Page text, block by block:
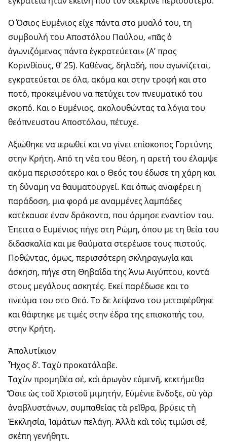
Ο Όσιος Ευμένιος είχε πάντα στο μυαλό του, τη
συμβουλή του Αποστόλου Παύλου, «πᾶς ὁ
ἀγωνιζόμενος πάντα ἐγκρατεύεται» (Α’ προς
Κορινθίους, θ’ 25). Καθένας, δηλαδή, που αγωνίζεται,
εγκρατεύεται σε όλα, ακόμα και στην τροφή και στο
ποτό, προκειμένου να πετύχει τον πνευματικό του
σκοπό. Και ο Ευμένιος, ακολουθώντας τα λόγια του
θεόπνευστου Αποστόλου, πέτυχε.
Αξιώθηκε να ιερωθεί και να γίνει επίσκοπος Γορτύνης
στην Κρήτη. Από τη νέα του θέση, η αρετή του έλαμψε
ακόμα περισσότερο και ο Θεός του έδωσε τη χάρη και
τη δύναμη να θαυματουργεί. Και όπως αναφέρει η
παράδοση, μια φορά με αναμμένες λαμπάδες
κατέκαυσε έναν δράκοντα, που όρμησε εναντίον του.
Έπειτα ο Ευμένιος πήγε στη Ρώμη, όπου με τη θεία του
διδασκαλία και με θαύματα στερέωσε τους πιστούς.
Ποθώντας, όμως, περισσότερη σκληραγωγία και
άσκηση, πήγε στη Θηβαΐδα της Άνω Αιγύπτου, κοντά
στους μεγάλους ασκητές. Εκεί παρέδωσε και το
πνεύμα του στο Θεό. Το δε λείψανο του μεταφέρθηκε
και θάφτηκε με τιμές στην έδρα της επισκοπής του,
στην Κρήτη.
Ἀπολυτίκιον
Ἦχος δ’. Ταχὺ προκατάλαβε.
Ταχὺν προμηθέα σέ, καὶ ἀρωγὸν εὐμενῆ, κεκτήμεθα
Ὅσιε ὡς τοῦ Χριστοῦ μιμητήν, Εὐμένιε ἔνδοξε, σὺ γὰρ
ἀναβλυστάνων, συμπαθείας τὰ ρεῖθρα, βρύεις τὴ
Ἐκκλησία, Ἰαμάτων πελάγη. Ἀλλὰ καὶ τοὶς τιμώσι σέ,
σκέπη γενήθητι.